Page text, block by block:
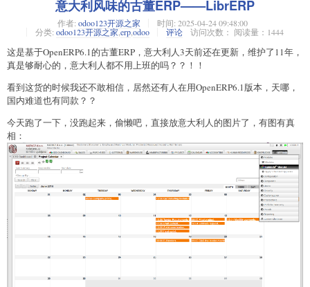
意大利风味的古董ERP——LibrERP
作者: odoo123开源之家 时间: 2025-04-24 09:48:00
分类: odoo123开源之家 erpodoo 评论 访问次数： 阅读量：1444
这是基于OpenERP6.1的古董ERP，意大利人3天前还在更新，维护了11年，
真是够耐心的，意大利人都不用上班的吗？？！！
看到这货的时候我还不敢相信，居然还有人在用OpenERP6.1版本，天哪，
国内难道也有同款？？
今天跑了一下，没跑起来，偷懒吧，直接放意大利人的图片了，有图有真
相：